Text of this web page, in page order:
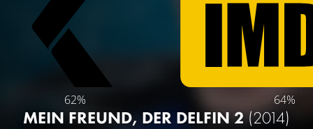
62% 64%
MEIN FREUND, DER DELFIN 2(2014)